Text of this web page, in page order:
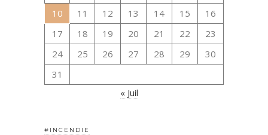
10
11 12 13 14 15
16
17
18 19 20 21 22
23
24
25 26 27 28 29
30
31
« Juil
#INCENDIE